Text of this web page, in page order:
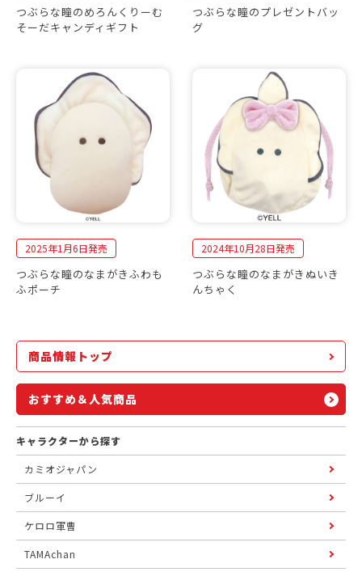
つぶらな瞳のめろんくりーむ
そーだキャンディギフト
つぶらな瞳のプレゼントバッ
グ
2025年1月6日発売
つぶらな瞳のなまがきふわも
ふポーチ
2024年10月28日発売
つぶらな瞳のなまがきぬいき
んちゃく
商品情報トップ
おすすめ＆人気商品
キャラクターから探す
カミオジャパン
ブルーイ
ケロロ軍曹
TAMAchan